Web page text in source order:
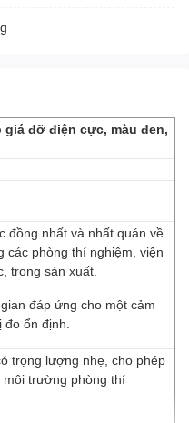
giá đỡ điện cực, màu đen,
đồng nhất và nhất quán về
các phòng thí nghiệm, viện
trong sản xuất.
đáp ứng cho một cảm
ổn định.
trọng lượng nhẹ, cho phép
trường phòng thí